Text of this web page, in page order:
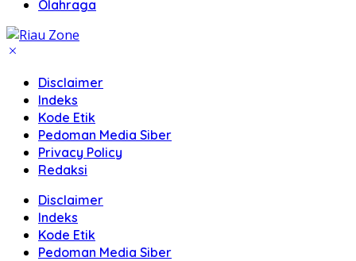
Olahraga
Disclaimer
Indeks
Kode Etik
Pedoman Media Siber
Privacy Policy
Redaksi
Disclaimer
Indeks
Kode Etik
Pedoman Media Siber